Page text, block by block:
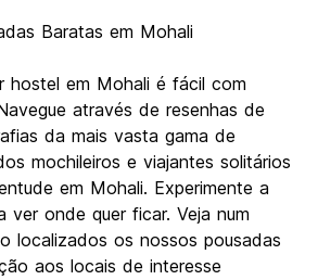
Baratas em Mohali
hostel em Mohali é fácil com
através de resenhas de
da mais vasta gama de
mochileiros e viajantes solitários
em Mohali. Experimente a
ver onde quer ficar. Veja num
localizados os nossos pousadas
aos locais de interesse